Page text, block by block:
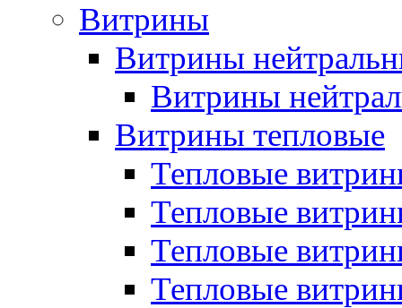
Витрины
Витрины
Витрины
Витрины тепловые
Тепловые
Тепловые
Тепловые
Тепловые